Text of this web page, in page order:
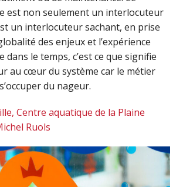
est non seulement un interlocuteur
un interlocuteur sachant, en prise
des enjeux et l’expérience
dans le temps, c’est ce que signifie
au cœur du système car le métier
du nageur.
Centre aquatique de la Plaine
Ruols